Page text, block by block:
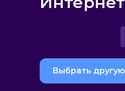
Выбрать